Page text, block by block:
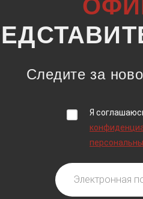
Следите за
Я